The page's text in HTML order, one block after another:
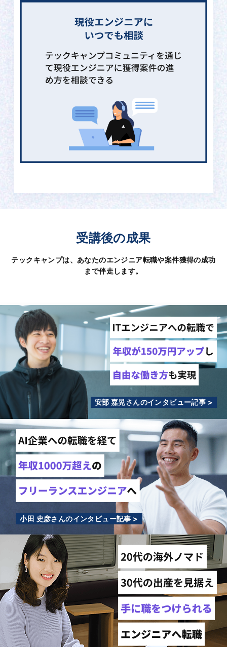
受講後の成果
テックキャンプは、あなたのエンジニア転職や案件獲得の成功
まで伴走します。
安部 嘉晃さんのインタビュー記事 >
小田 史彦さんのインタビュー記事 >